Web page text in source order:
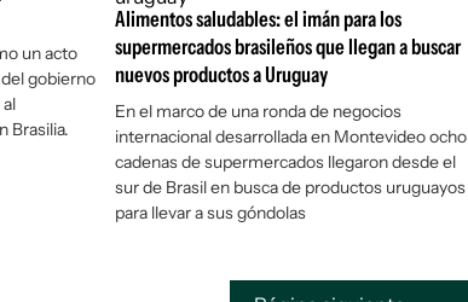
un acto
gobierno
Brasilia.
Alimentos saludables: el imán para los
supermercados brasileños que llegan a buscar
nuevos productos a Uruguay
En el marco de una ronda de negocios
internacional desarrollada en Montevideo ocho
cadenas de supermercados llegaron desde el
sur de Brasil en busca de productos uruguayos
para llevar a sus góndolas